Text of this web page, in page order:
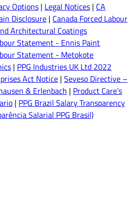
Options | Legal Notices | CA
Disclosure | Canada Forced Labour
Architectural Coatings
Statement - Ennis Paint
Statement - Metokote
| PPG Industries UK Ltd 2022
Act Notice | Seveso Directive –
& Erlenbach | Product Care’s
| PPG Brazil Salary Transparency
Salarial PPG Brasil)